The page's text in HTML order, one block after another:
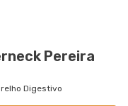
Barra
-
Pereira
Digestivo